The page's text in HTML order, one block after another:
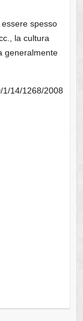
spesso
la cultura
generalmente
1/14/1268/2008